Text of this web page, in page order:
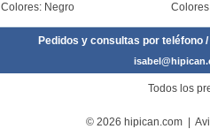
Colores: Negro
Pedidos y consultas por teléfono
Todos los
© 2026 hipican.com |